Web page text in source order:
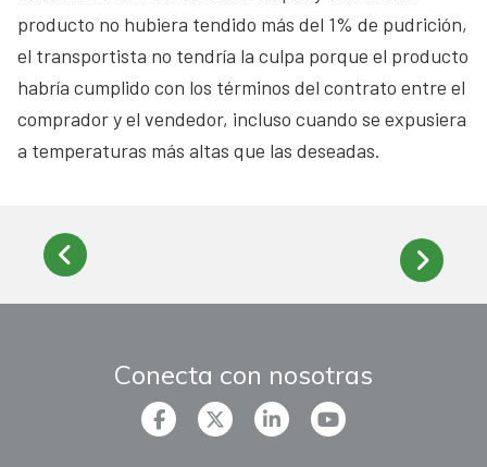
producto no hubiera tendido más del 1% de pudrición,
el transportista no tendría la culpa porque el producto
habría cumplido con los términos del contrato entre el
comprador y el vendedor, incluso cuando se expusiera
a temperaturas más altas que las deseadas.
Conecta con nosotras